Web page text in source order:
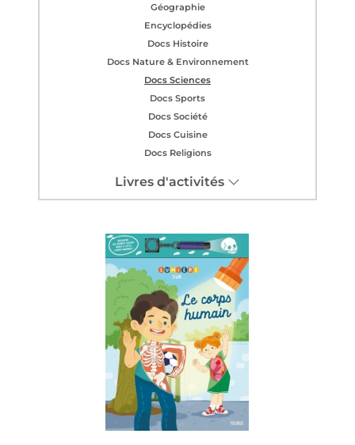
Géographie
Encyclopédies
Docs Histoire
Docs Nature & Environnement
Docs Sciences
Docs Sports
Docs Société
Docs Cuisine
Docs Religions
Livres d'activités